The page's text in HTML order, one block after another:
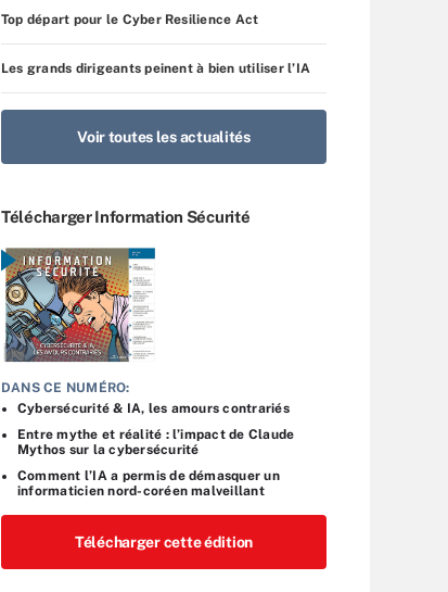
Top départ pour le Cyber Resilience Act
Les grands dirigeants peinent à bien utiliser l’IA
Voir toutes les actualités
Télécharger Information Sécurité
DANS CE NUMÉRO:
Cybersécurité & IA, les amours contrariés
Entre mythe et réalité : l’impact de Claude
Mythos sur la cybersécurité
Comment l’IA a permis de démasquer un
informaticien nord-coréen malveillant
Télécharger cette édition